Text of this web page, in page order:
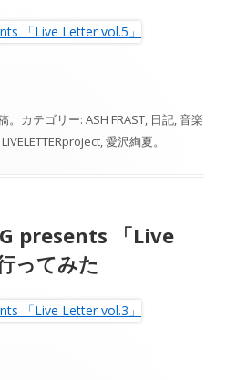
。カテゴリー: ASH FRAST, 日記,音楽
LIVELETTERproject,愛沢絢夏。
presents 「Live
ってみた